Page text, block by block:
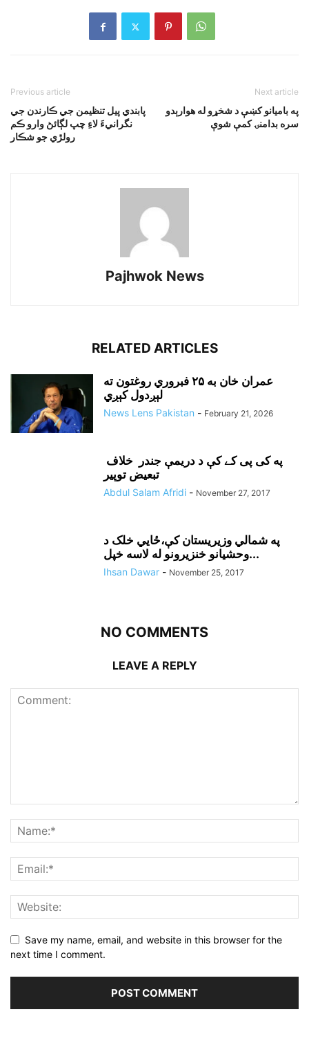
Previous article
پابندي پيل تنظيمن جي ڪارندن جي
نگرانيءَ لاءِ چپ لڳائڻ وارو ڪم
رولڙي جو شڪار
Next article
په باميانو کښې د شخړو له هوارېدو
سره بدامنۍ کمې شوې
Pajhwok News
RELATED ARTICLES
عمران خان به ۲۵ فبروري روغتون ته
لېږدول کېږي
News Lens Pakistan - February 21, 2026
په کی پی کے کې د دريمې جندر خلاف
تبعيض توپير
Abdul Salam Afridi - November 27, 2017
په شمالي وزيريستان کې،ځايي خلک د
وحشيانو خنزيرونو له لاسه خپل...
Ihsan Dawar - November 25, 2017
NO COMMENTS
LEAVE A REPLY
Save my name, email, and website in this browser for the
next time I comment.